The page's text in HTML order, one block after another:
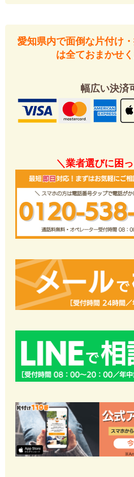
愛知県内で面倒な片付け
は全ておまかせく
幅広い決済
＼業者選びに困